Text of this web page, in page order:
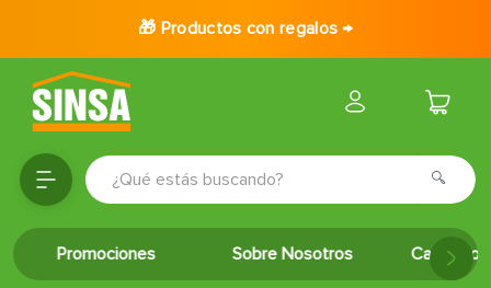
🎁 Productos con regalos →
¿Qué estás buscando?
Promociones Sobre Nosotros Catálogo
TÉRMINOS MÁS BUSCADOS
1.
porcelanato